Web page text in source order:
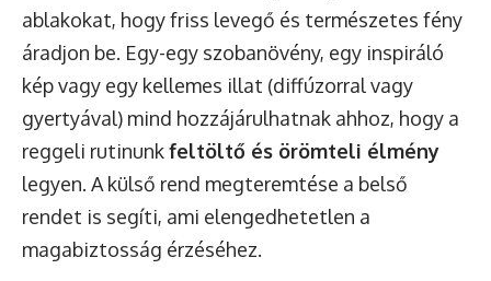
ablakokat, hogy friss levegő és természetes fény
áradjon be. Egy-egy szobanövény, egy inspiráló
kép vagy egy kellemes illat (diffúzorral vagy
gyertyával) mind hozzájárulhatnak ahhoz, hogy a
reggeli rutinunkfeltöltő és örömteli élmény
legyen. A külső rend megteremtése a belső
rendet is segíti, ami elengedhetetlen a
magabiztosság érzéséhez.